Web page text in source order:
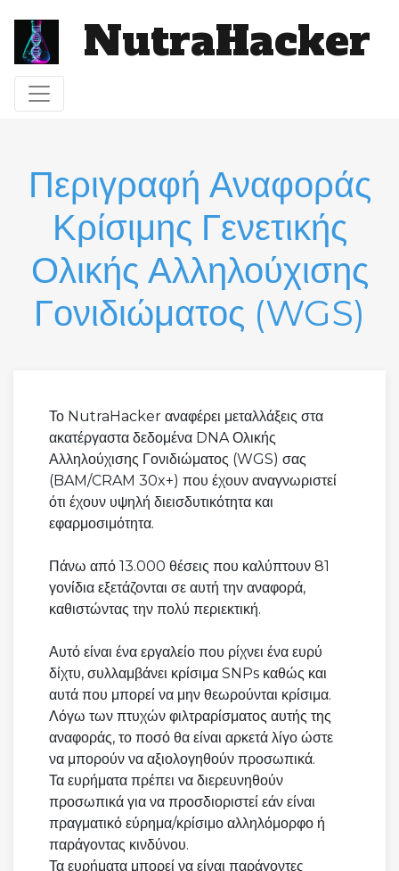
NutraHacker
Toggle navigation
Περιγραφή Αναφοράς
Κρίσιμης Γενετικής
Ολικής Αλληλούχισης
Γονιδιώματος (WGS)
Το NutraHacker αναφέρει μεταλλάξεις στα
ακατέργαστα δεδομένα DNA Ολικής
Αλληλούχισης Γονιδιώματος (WGS) σας
(BAM/CRAM 30x+) που έχουν αναγνωριστεί
ότι έχουν υψηλή διεισδυτικότητα και
εφαρμοσιμότητα.
Πάνω από 13.000 θέσεις που καλύπτουν 81
γονίδια εξετάζονται σε αυτή την αναφορά,
καθιστώντας την πολύ περιεκτική.
Αυτό είναι ένα εργαλείο που ρίχνει ένα ευρύ
δίχτυ, συλλαμβάνει κρίσιμα SNPs καθώς και
αυτά που μπορεί να μην θεωρούνται κρίσιμα.
Λόγω των πτυχών φιλτραρίσματος αυτής της
αναφοράς, το ποσό θα είναι αρκετά λίγο ώστε
να μπορούν να αξιολογηθούν προσωπικά.
Τα ευρήματα πρέπει να διερευνηθούν
προσωπικά για να προσδιοριστεί εάν είναι
πραγματικό εύρημα/κρίσιμο αλληλόμορφο ή
παράγοντας κινδύνου.
Τα ευρήματα μπορεί να είναι παράγοντες